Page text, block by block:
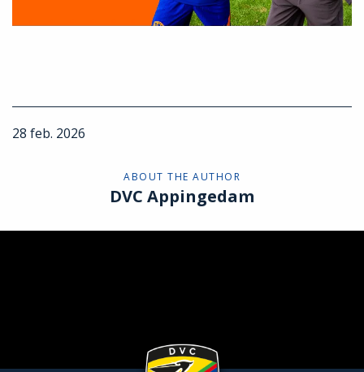
28 feb. 2026
ABOUT THE AUTHOR
DVC Appingedam